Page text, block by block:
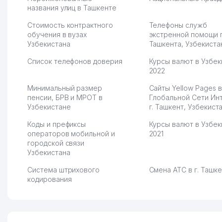
названия улиц в Ташкенте
Стоимость контрактного
обучения в вузах
Узбекистана
Телефоны служб
экстренной помощи
Ташкента,
Список телефонов доверия
Курсы валют в
2022
Минимальный размер
пенсии, БРВ и МРОТ в
Узбекистане
Сайты Yellow Pages в
Глобальной Сети
г. Ташкент,
Коды и префиксы
операторов мобильной и
городской связи
Узбекистана
Курсы валют в
2021
Система штрихового
кодирования
Смена АТС в г.